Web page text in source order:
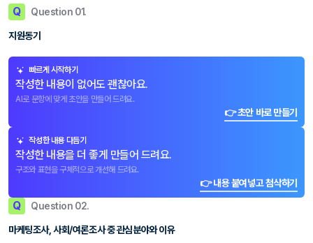
Q Question 01.
지원동기
빠르게 시작하기
작성한 내용이 없어도 괜찮아요.
AI로 문항에 맞게 초안을 만들어 드려요.
👉 초안 바로 만들기
작성한 내용 다듬기
작성한 내용을 더 좋게 만들어 드려요.
구조와 표현을 구체적으로 개선해 드려요.
👉 내용 붙여넣고 첨삭하기
Q Question 02.
마케팅조사, 사회/여론조사 중 관심분야와 이유